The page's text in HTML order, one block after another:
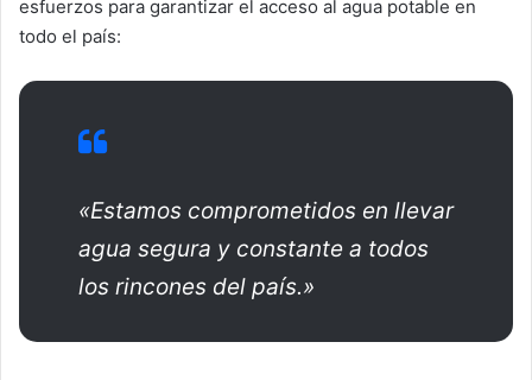
esfuerzos para garantizar el acceso al agua potable en
todo el país:
«Estamos comprometidos en llevar
agua segura y constante a todos
los rincones del país.»